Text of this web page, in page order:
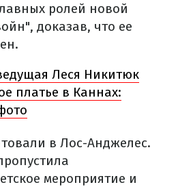
ролей новой
доказав, что ее
Леся Никитюк
платье в Каннах:
в Лос-Анджелес.
мероприятие и